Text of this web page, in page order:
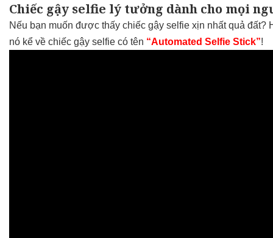
Chiếc gậy selfie lý tưởng dành cho mọi
Nếu bạn muốn được thấy chiếc gậy selfie xịn nhất quả đất?
nó kể về chiếc gậy selfie có tên “Automated Selfie Stick”!